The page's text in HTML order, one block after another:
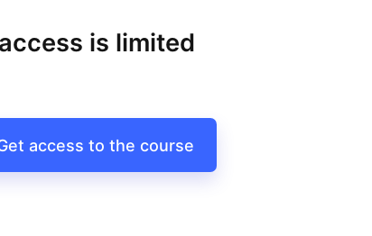
is limited
access to the course